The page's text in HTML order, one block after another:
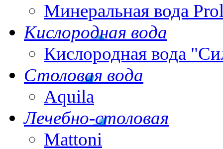
Минеральная вода
Кислородная вода
Кислородная вода
Столовая вода
Aquila
Лечебно-столовая
Mattoni